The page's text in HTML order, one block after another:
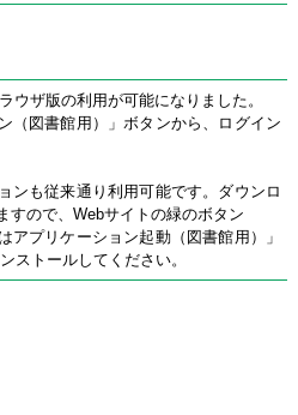
ウザ版の利用が可能になりました。
（図書館用）」ボタンから、ログイン
ンも従来通り利用可能です。ダウンロ
すので、Webサイトの緑のボタン
アプリケーション起動（図書館用）」
ストールしてください。